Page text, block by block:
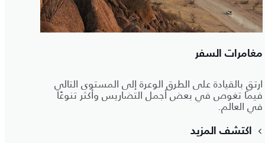
مغامرات السفر
ارتقِ بالقيادة على الطرق الوعرة إلى المستوى التالي
فيما تغوص في بعض أجمل التضاريس وأكثر تنوعًا
في العالم.
اكتشف المزيد